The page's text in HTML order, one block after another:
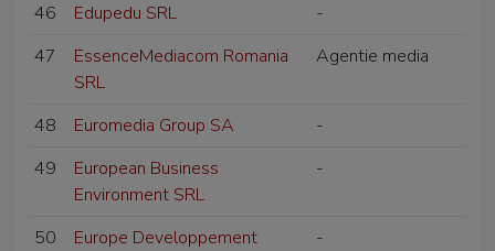
46
Edupedu SRL
-
47
EssenceMediacom Romania
SRL
Agentie media
48 Euromedia Group SA
-
49
European Business
Environment SRL
-
50
Europe Developpement
-